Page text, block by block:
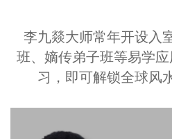
李九燚大师常年开设入
班、嫡传弟子班等易学
习，即可解锁全球风